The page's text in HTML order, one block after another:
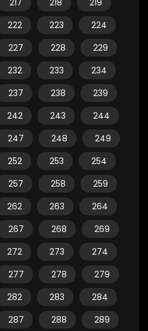
217 218
219
222 223
224
227 228
229
232 233
234
237 238
239
242 243
244
247 248
249
252 253
254
257 258
259
262 263
264
267 268
269
272 273
274
277 278
279
282 283
284
287 288
289